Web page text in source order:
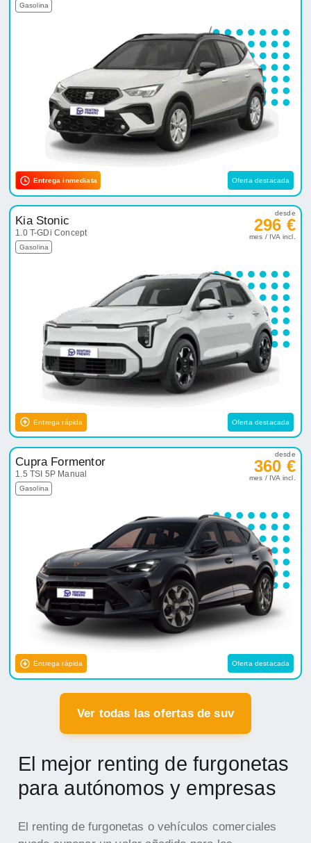
Gasolina
Entrega inmediata Oferta destacada
Kia Stonic
1.0 T-GDi Concept
Gasolina
desde
296 €
mes / IVA incl.
Entrega rápida Oferta destacada
Cupra Formentor
1.5 TSI 5P Manual
Gasolina
desde
360 €
mes / IVA incl.
Entrega rápida Oferta destacada
Ver todas las ofertas de suv
El mejor renting de furgonetas
para autónomos y empresas
El renting de furgonetas o vehículos comerciales